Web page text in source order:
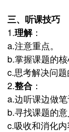
三、听课技巧
1.理解：
a.注意重点。
b.掌握课题的
c.思考解决问
2.整合 ：
a.边听课边做
b.寻找课题的
c.吸收和消化